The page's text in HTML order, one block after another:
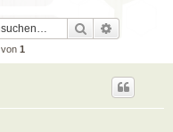
Suche
von 1